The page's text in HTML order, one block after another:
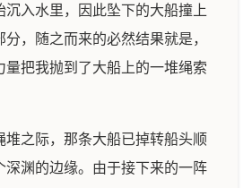
沉入水里，因此坠下的大船撞上
，随之而来的必然结果就是，
量把我抛到了大船上的一堆绳索
堆之际，那条大船已掉转船头顺
深渊的边缘。由于接下来的一阵